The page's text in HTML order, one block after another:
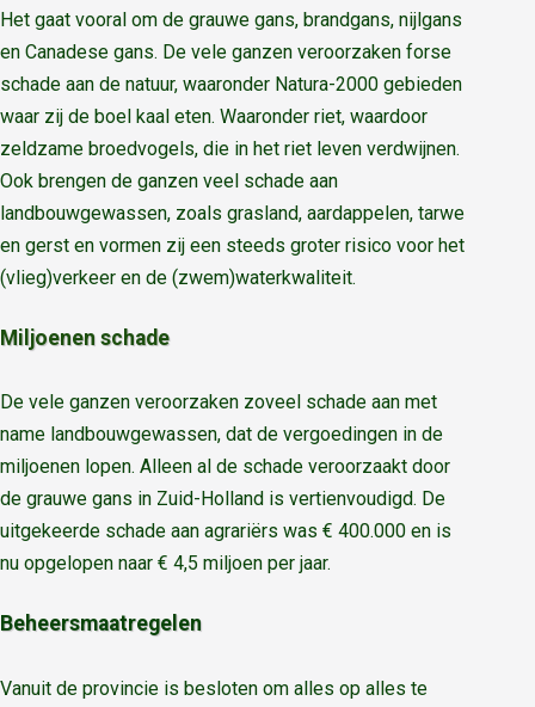
Het gaat vooral om de grauwe gans, brandgans, nijlgans
en Canadese gans. De vele ganzen veroorzaken forse
schade aan de natuur, waaronder Natura-2000 gebieden
waar zij de boel kaal eten. Waaronder riet, waardoor
zeldzame broedvogels, die in het riet leven verdwijnen.
Ook brengen de ganzen veel schade aan
landbouwgewassen, zoals grasland, aardappelen, tarwe
en gerst en vormen zij een steeds groter risico voor het
(vlieg)verkeer en de (zwem)waterkwaliteit.
Miljoenen schade
De vele ganzen veroorzaken zoveel schade aan met
name landbouwgewassen, dat de vergoedingen in de
miljoenen lopen. Alleen al de schade veroorzaakt door
de grauwe gans in Zuid-Holland is vertienvoudigd. De
uitgekeerde schade aan agrariërs was € 400.000 en is
nu opgelopen naar € 4,5 miljoen per jaar.
Beheersmaatregelen
Vanuit de provincie is besloten om alles op alles te